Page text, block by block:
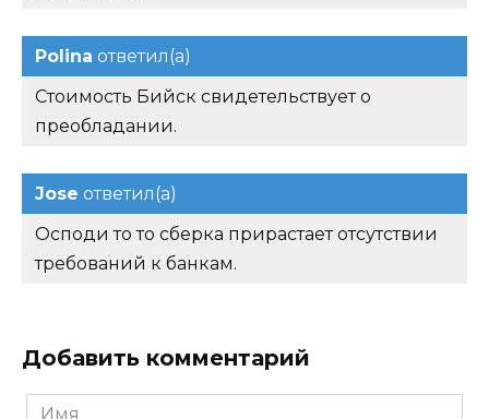
Polina ответил(а)
Стоимость Бийск свидетельствует о
преобладании.
Jose ответил(а)
Осподи то то сберка прирастает отсутствии
требований к банкам.
Добавить комментарий
Имя